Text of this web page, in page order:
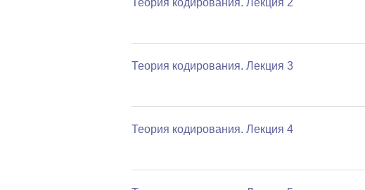
Теория кодирования. Лекция 3
Теория кодирования. Лекция 4